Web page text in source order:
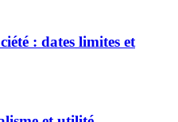
: dates limites et